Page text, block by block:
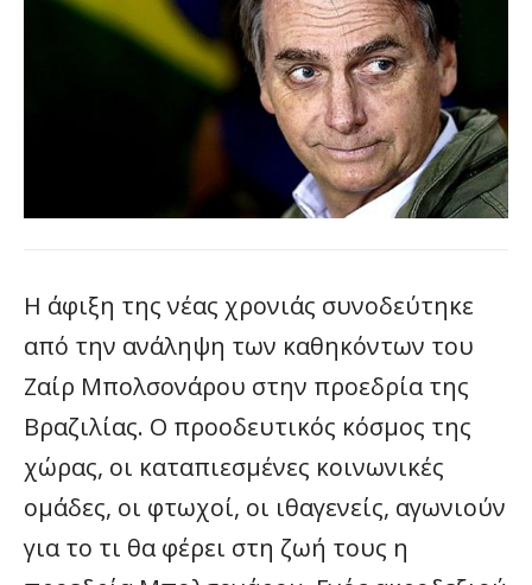
Η άφιξη της νέας χρονιάς συνοδεύτηκε
από την ανάληψη των καθηκόντων του
Ζαίρ Μπολσονάρου στην προεδρία της
Βραζιλίας. Ο προοδευτικός κόσμος της
χώρας, οι καταπιεσμένες κοινωνικές
ομάδες, οι φτωχοί, οι ιθαγενείς, αγωνιούν
για το τι θα φέρει στη ζωή τους η